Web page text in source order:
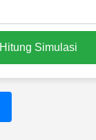
Hitung Simulasi